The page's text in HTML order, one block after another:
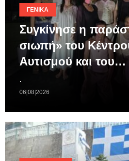
ΓΕΝΙΚΆ
Συγκίνησε η
σιωπή» του
Αυτισμού και του…
.
06|08|2026